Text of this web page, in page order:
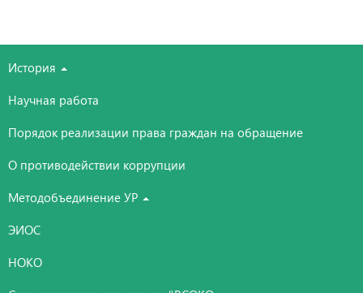
История
Научная работа
Порядок реализации права граждан на обращение
О противодействии коррупции
Методобъединение УР
ЭИОС
НОКО